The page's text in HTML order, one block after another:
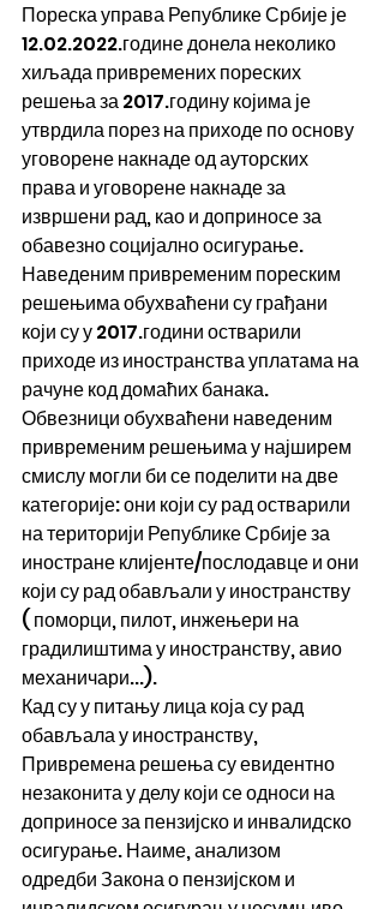
Пореска управа Републике Србије је
12.02.2022.године донела неколико
хиљада привремених пореских
решења за 2017.годину којима је
утврдила порез на приходе по основу
уговорене накнаде од ауторских
права и уговорене накнаде за
извршени рад, као и доприносе за
обавезно социјално осигурање.
Наведеним привременим пореским
решењима обухваћени су грађани
који су у 2017.години остварили
приходе из иностранства уплатама на
рачуне код домаћих банака.
Обвезници обухваћени наведеним
привременим решењима у најширем
смислу могли би се поделити на две
категорије: они који су рад остварили
на територији Републике Србије за
иностране клијенте/послодавце и они
који су рад обављали у иностранству
( поморци, пилот, инжењери на
градилиштима у иностранству, авио
механичари...).
Кад су у питању лица која су рад
обављала у иностранству,
Привремена решења су евидентно
незаконита у делу који се односи на
доприносе за пензијско и инвалидско
осигурање. Наиме, анализом
одредби Закона о пензијском и